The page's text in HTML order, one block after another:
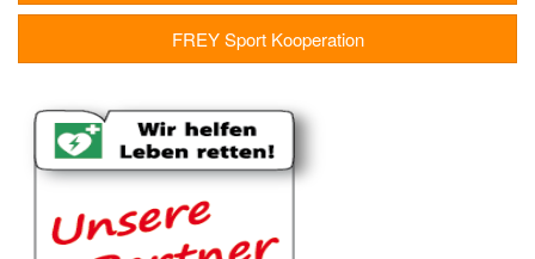
FREY Sport Kooperation